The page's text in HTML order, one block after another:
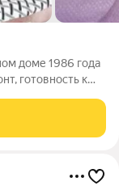
доме 1986 года
готовность к